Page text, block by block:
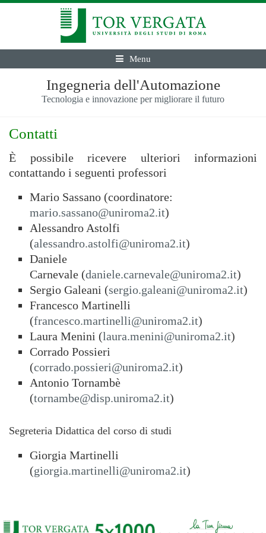
Menu
Ingegneria dell'Automazione
Tecnologia e innovazione per migliorare il futuro
Contatti
È possibile ricevere ulteriori informazioni
contattando i seguenti professori
Mario Sassano (coordinatore:
mario.sassano@uniroma2.it)
Alessandro Astolfi
(alessandro.astolfi@uniroma2.it)
Daniele
Carnevale (daniele.carnevale@uniroma2.it)
Sergio Galeani (sergio.galeani@uniroma2.it)
Francesco Martinelli
(francesco.martinelli@uniroma2.it)
Laura Menini (laura.menini@uniroma2.it)
Corrado Possieri
(corrado.possieri@uniroma2.it)
Antonio Tornambè
(tornambe@disp.uniroma2.it)
Segreteria Didattica del corso di studi
Giorgia Martinelli
(giorgia.martinelli@uniroma2.it)